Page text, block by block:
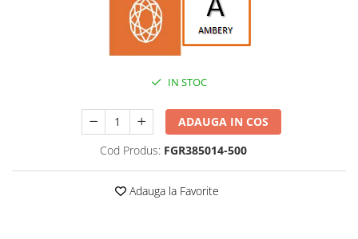
IN STOC
ADAUGA IN COS
Cod Produs: FGR385014-500
Adauga la Favorite